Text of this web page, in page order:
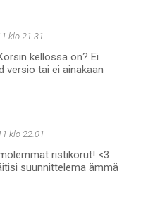
klo 21.31
kellossa on? Ei
versio tai ei ainakaan
klo 22.01
ristikorut! <3
suunnittelema ämmä